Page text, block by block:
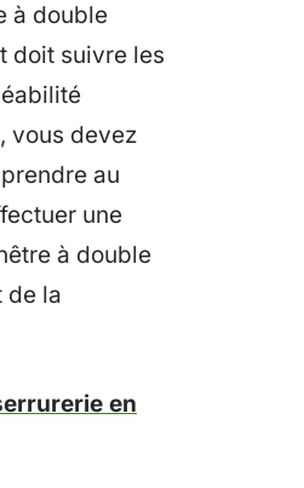
à double
doit suivre les
vous devez
au
une
à double
de la
en